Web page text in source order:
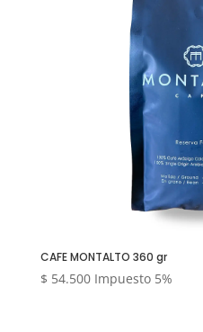
CAFE MONTALTO 360 gr
$ 54.500 Impuesto 5%